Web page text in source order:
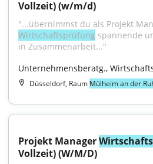
Vollzeit) (w/m/d)
Wirtschaftsprüfung spannende
in Zusammenarbeit..."
Unternehmensberatg.,
Düsseldorf, Raum Mülheim an der
Projekt Manager
Vollzeit) (W/M/D)